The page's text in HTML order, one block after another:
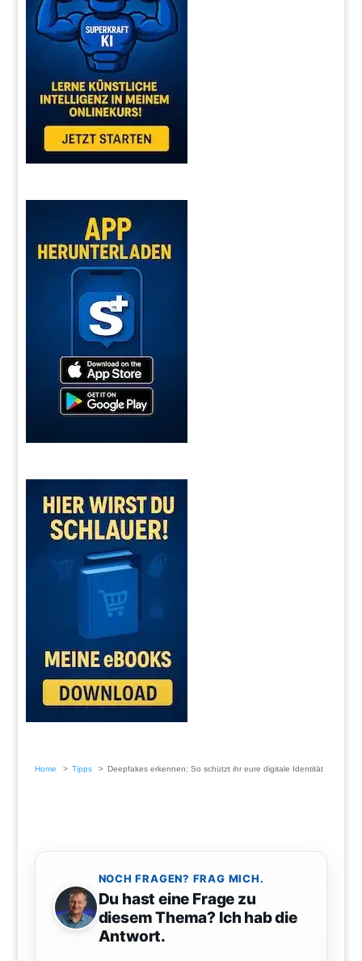
Home Tipps Deepfakes erkennen: So schützt ihr eure digitale Identität
NOCH FRAGEN? FRAG MICH.
Du hast eine Frage zu
diesem Thema? Ich hab die
Antwort.